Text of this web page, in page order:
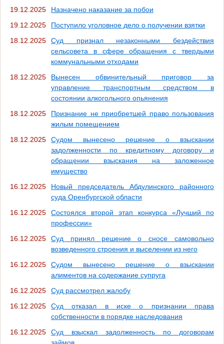
19.12.2025
Назначено наказание за побои
19.12.2025
Поступило уголовное дело о получении взятки
18.12.2025
Суд признал незаконными бездействия
сельсовета в сфере обращения с твердыми
коммунальными отходами
18.12.2025
Вынесен обвинительный приговор за
управление транспортным средством в
состоянии алкогольного опьянения
18.12.2025
Признание не приобретшей право пользования
жилым помещением
18.12.2025
Судом вынесено решение о взыскании
задолженности по кредитному договору и
обращении взыскания на заложенное
имущество
16.12.2025
Новый председатель Абдулинского районного
суда Оренбургской области
16.12.2025
Состоялся второй этап конкурса «Лучший по
профессии»
16.12.2025
Суд принял решение о сносе самовольно
возведенного строения и выселении из него
16.12.2025
Судом вынесено решение о взыскании
алиментов на содержание супруга
16.12.2025
Суд рассмотрел жалобу
16.12.2025
Суд отказал в иске о признании права
собственности в порядке наследования
16.12.2025
Суд взыскал задолженность по договорам